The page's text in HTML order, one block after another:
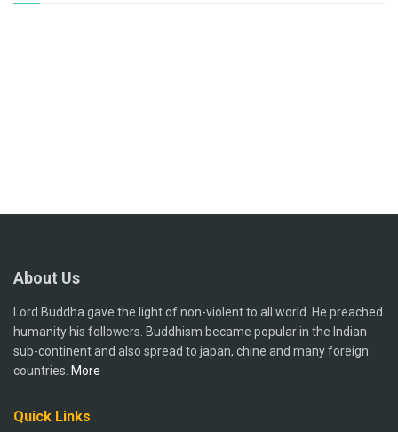
About Us
Lord Buddha gave the light of non-violent to all world. He preached
humanity his followers. Buddhism became popular in the Indian
sub-continent and also spread to japan, chine and many foreign
countries. More
Quick Links